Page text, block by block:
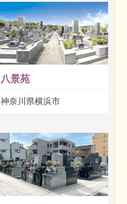
八景苑
神奈川県横浜市